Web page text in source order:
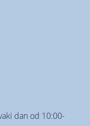
dan od 10:00-